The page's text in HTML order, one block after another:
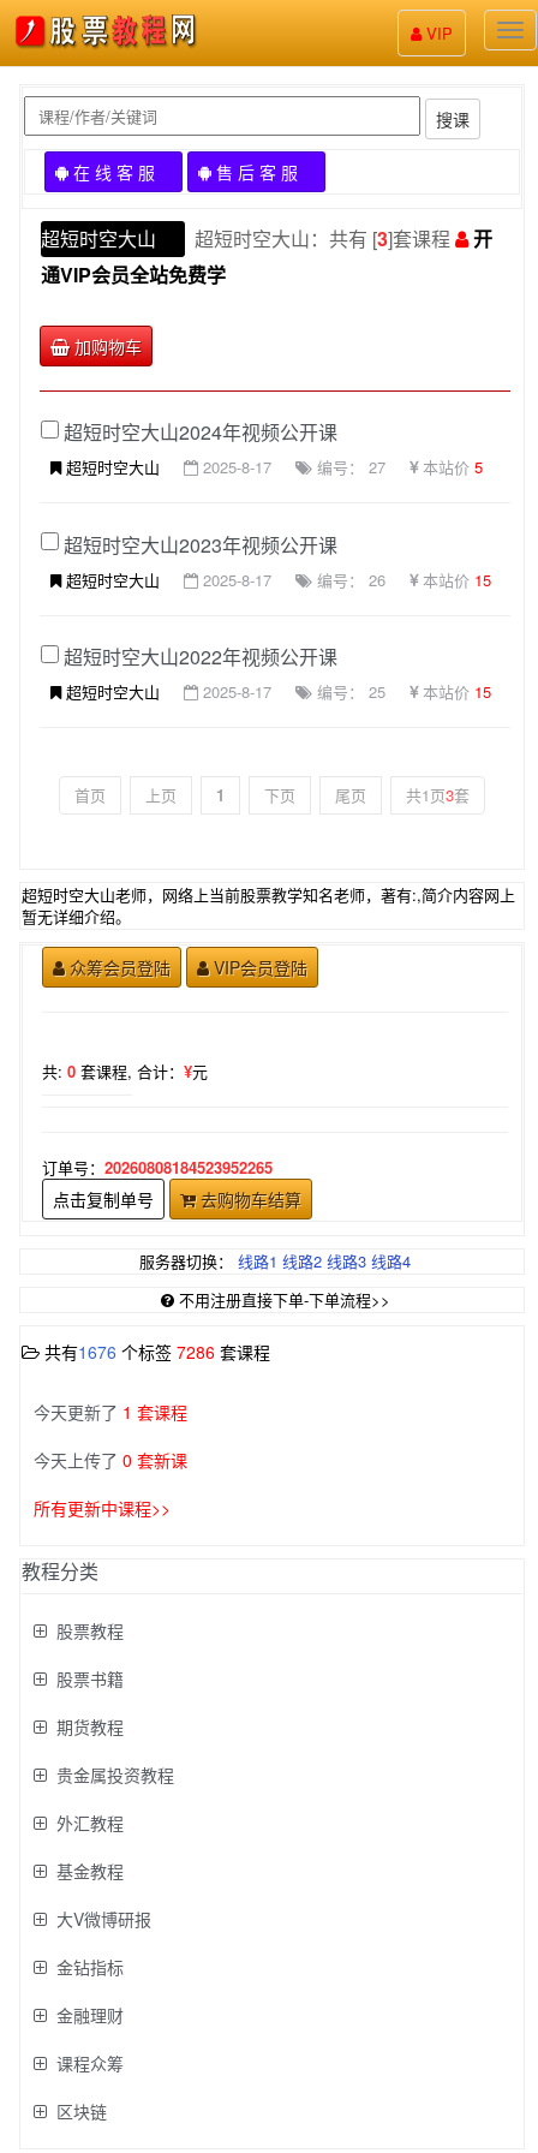
股
票
VIP
搜课
在 线 客 服 售 后 客 服
超短时空大山 超短时空大山：共有 [3]套课程
开
通VIP会员全站免费学
加购物车
超短时空大山2024年视频公开课
超短时空大山 2025-8-17 编号： 27 本站价 5
超短时空大山2023年视频公开课
超短时空大山 2025-8-17 编号： 26 本站价 15
超短时空大山2022年视频公开课
超短时空大山 2025-8-17 编号： 25 本站价 15
首页 上页 1 下页 尾页 共1页3套
超短时空大山老师，网络上当前股票教学知名老师，著有:,简介内容网上
暂无详细介绍。
众筹会员登陆 VIP会员登陆
共: 0 套课程, 合计： ¥元
订单号： 20260808184523952265
点击复制单号 去购物车结算
服务器切换： 线路1 线路2 线路3 线路4
不用注册直接下单-下单流程>>
共有1676 个标签 7286 套课程
今天更新了 1 套课程
今天上传了 0 套新课
所有更新中课程>>
教程分类
股票教程
股票书籍
期货教程
贵金属投资教程
外汇教程
基金教程
大V微博研报
金钻指标
金融理财
课程众筹
区块链